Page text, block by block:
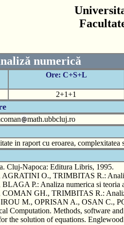
numerică
Ore: C+S+L
2+1+1
math.ubbcluj.ro
in raport cu eroarea, complexitatea
Cluj-Napoca: Editura Libris, 1995.
O., TRIMBITAS R.:
P.: Analiza numerica si teoria
GH., TRIMBITAS R.:
M., OPRISAN A., OSAN C.,
Computation. Methods, software
the solution of equations.